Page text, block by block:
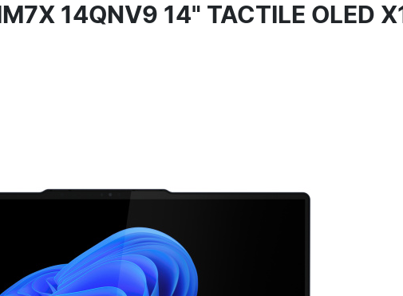
14QNV9 14" TACTILE OLED